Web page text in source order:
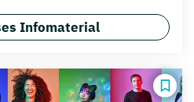
Infomaterial